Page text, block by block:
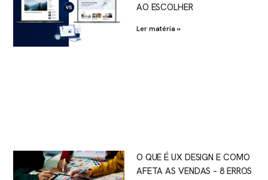
AO ESCOLHER
Ler matéria »
O QUE É UX DESIGN E COMO
AFETA AS VENDAS – 8 ERROS